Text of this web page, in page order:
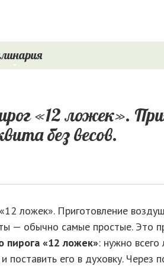
«12 ложек».
без весов.
— обычно самые простые. Это
пирога «12 ложек»: нужно
поставить его в духовку. Через